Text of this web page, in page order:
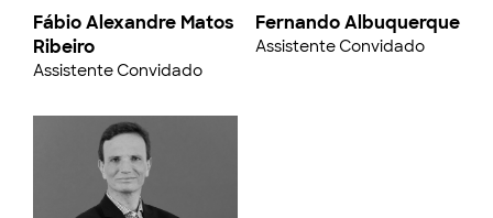
Fábio Alexandre Matos
Ribeiro
Assistente Convidado
Fernando Albuquerque
Assistente Convidado